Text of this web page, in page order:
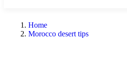
Home
Morocco desert tips